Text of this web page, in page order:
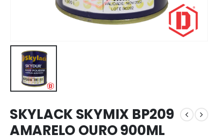
SKYLACK SKYMIX BP209
AMARELO OURO 900ML